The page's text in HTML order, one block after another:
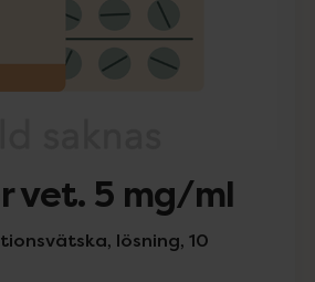
vet. 5 mg/ml
lösning, 10